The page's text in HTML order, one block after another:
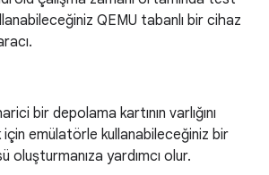
QEMU tabanlı bir cihaz
bir depolama kartının varlığını
emülatörle kullanabileceğiniz bir
oluşturmanıza yardımcı olur.